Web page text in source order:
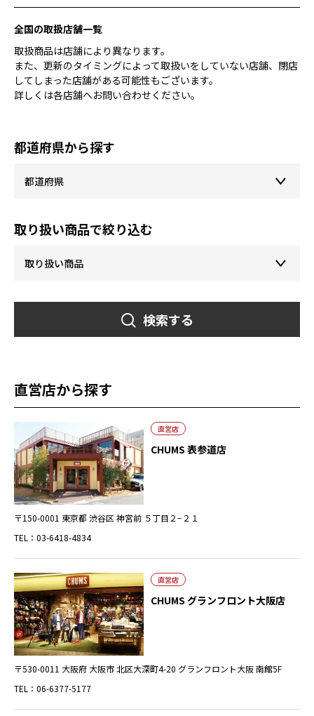
全国の取扱店舗一覧
取扱商品は店舗により異なります。
また、更新のタイミングによって取扱いをしていない店舗、閉店
してしまった店舗がある可能性もございます。
詳しくは各店舗へお問い合わせください。
都道府県から探す
取り扱い商品で絞り込む
検索する
直営店から探す
直営店
CHUMS 表参道店
〒150-0001 東京都 渋谷区 神宮前 ５丁目２−２１
TEL：03-6418-4834
直営店
CHUMS グランフロント大阪店
〒530-0011 大阪府 大阪市 北区大深町4-20 グランフロント大阪 南館5F
TEL：06-6377-5177